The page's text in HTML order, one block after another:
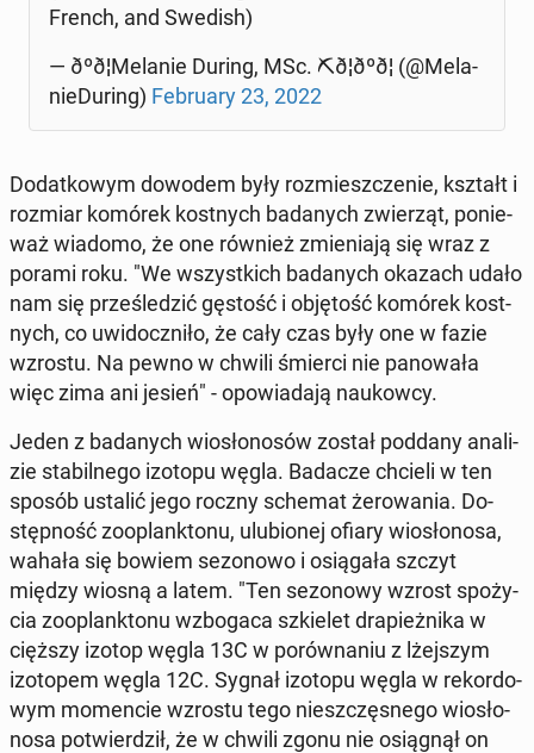
French, and Swedish)
— ðºð¦Me­la­nie During, MSc. ⛏ð¦ðºð¦ (@Me­la­
nie­Du­ring) Fe­bru­ary 23, 2022
Do­dat­ko­wym dowodem były roz­miesz­cze­nie, kształt i
rozmiar komórek kost­nych ba­da­nych zwie­rząt, po­nie­
waż wiadomo, że one również zmie­nia­ją się wraz z
porami roku. "We wszyst­kich ba­da­nych okazach udało
nam się prze­śle­dzić gęstość i ob­ję­tość komórek kost­
nych, co uwi­docz­ni­ło, że cały czas były one w fazie
wzrostu. Na pewno w chwili śmierci nie pa­no­wa­ła
więc zima ani jesień" - opo­wia­da­ją na­ukow­cy.
Jeden z ba­da­nych wio­sło­no­sów został poddany ana­li­
zie sta­bil­ne­go izotopu węgla. Badacze chcieli w ten
sposób ustalić jego roczny schemat że­ro­wa­nia. Do­
stęp­ność zoo­plank­to­nu, ulu­bio­nej ofiary wio­sło­no­sa,
wahała się bowiem se­zo­no­wo i osią­ga­ła szczyt
między wiosną a latem. "Ten se­zo­no­wy wzrost spo­ży­
cia zoo­plank­to­nu wzbo­ga­ca szkie­let dra­pież­ni­ka w
cięższy izotop węgla 13C w po­rów­na­niu z lżej­szym
izo­to­pem węgla 12C. Sygnał izotopu węgla w re­kor­do­
wym mo­men­cie wzrostu tego nie­szczę­sne­go wio­sło­
no­sa po­twier­dził, że w chwili zgonu nie osią­gnął on